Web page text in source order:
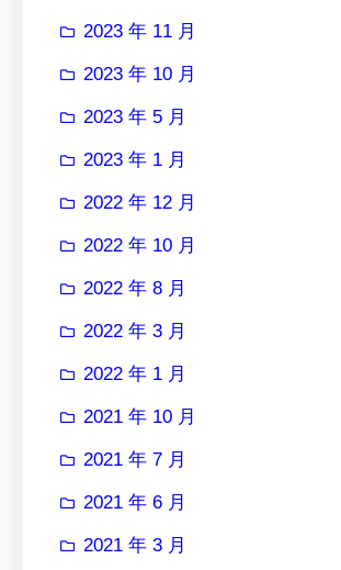
2023 年 11 月
2023 年 10 月
2023 年 5 月
2023 年 1 月
2022 年 12 月
2022 年 10 月
2022 年 8 月
2022 年 3 月
2022 年 1 月
2021 年 10 月
2021 年 7 月
2021 年 6 月
2021 年 3 月